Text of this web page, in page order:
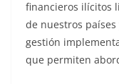
financieros ilícitos
de nuestros
gestión
que permiten